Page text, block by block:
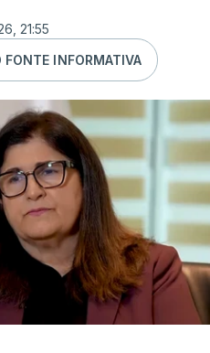
21:55
INFORMATIVA